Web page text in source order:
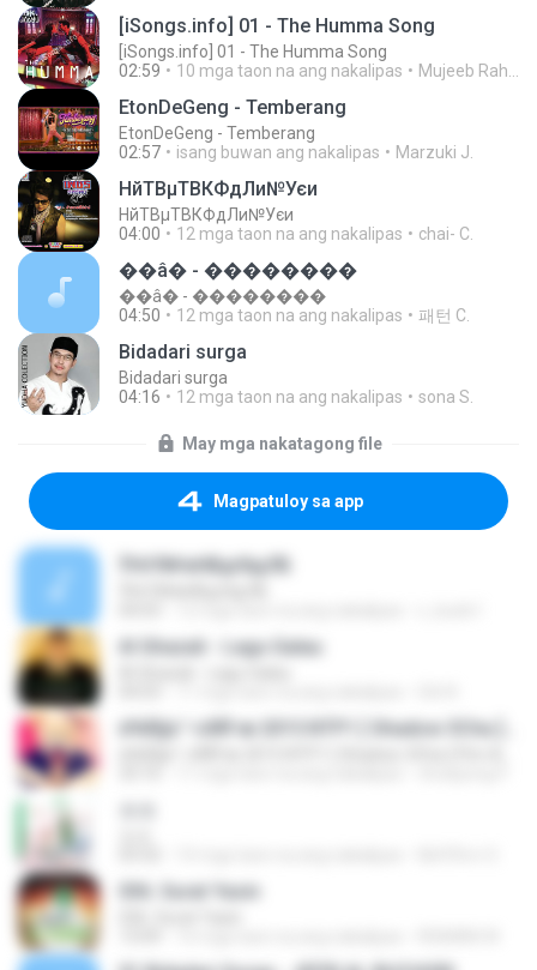
[iSongs.info] 01 - The Humma Song
[iSongs.info] 01 - The Humma Song
02:59
10 mga taon na ang nakalipas Mujeeb Rahman P.
EtonDeGeng - Temberang
EtonDeGeng - Temberang
02:57
isang buwan ang nakalipas Marzuki J.
НйТВµТВКФдЛи№Уєи
НйТВµТВКФдЛи№Уєи
04:00
12 mga taon na ang nakalipas chai- C.
��â� - ��������
��â� - ��������
04:50
12 mga taon na ang nakalipas 패턴 C.
Bidadari surga
Bidadari surga
04:16
12 mga taon na ang nakalipas sona S.
May mga nakatagong file
Magpatuloy sa app
ЎНґЛ№иНВдґйдЛБ
Al Ghazali - Lagu Galau
036. Surat Yasin